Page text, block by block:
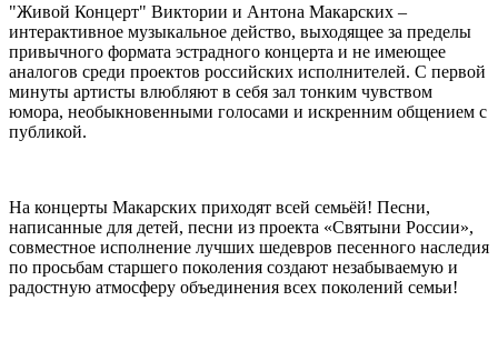
"Живой Концерт" Виктории и Антона Макарских –
интерактивное музыкальное действо, выходящее за пределы
привычного формата эстрадного концерта и не имеющее
аналогов среди проектов российских исполнителей. С первой
минуты артисты влюбляют в себя зал тонким чувством
юмора, необыкновенными голосами и искренним общением с
публикой.
На концерты Макарских приходят всей семьёй! Песни,
написанные для детей, песни из проекта «Святыни России»,
совместное исполнение лучших шедевров песенного наследия
по просьбам старшего поколения создают незабываемую и
радостную атмосферу объединения всех поколений семьи!